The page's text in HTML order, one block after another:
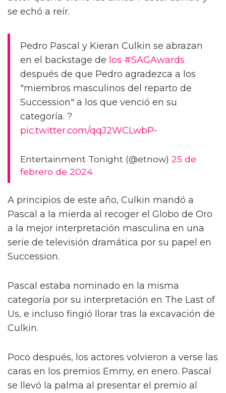
se echó a reír.
Pedro Pascal y Kieran Culkin se abrazan
en el backstage de los #SAGAwards
después de que Pedro agradezca a los
"miembros masculinos del reparto de
Succession" a los que venció en su
categoría. ?
pic.twitter.com/qqJ2WCLwbP-
Entertainment Tonight (@etnow) 25 de
febrero de 2024
A principios de este año, Culkin mandó a
Pascal a la mierda al recoger el Globo de Oro
a la mejor interpretación masculina en una
serie de televisión dramática por su papel en
Succession.
Pascal estaba nominado en la misma
categoría por su interpretación en The Last of
Us, e incluso fingió llorar tras la excavación de
Culkin.
Poco después, los actores volvieron a verse las
caras en los premios Emmy, en enero. Pascal
se llevó la palma al presentar el premio al